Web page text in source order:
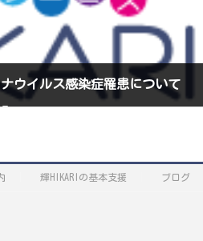
ウイルス感染症罹患について
輝HIKARIの基本支援 ブログ